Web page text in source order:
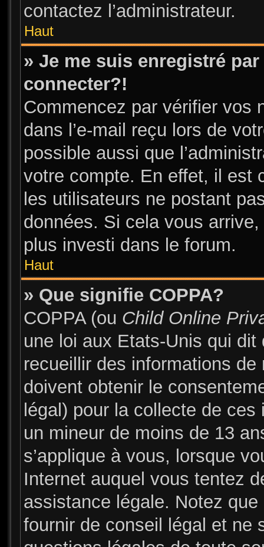
contactez l’administrateur.
Haut
» Je me suis enregistré
connecter?!
Commencez par vérifier vos
dans l’e-mail reçu lors de
possible aussi que
votre compte. En effet, il est
les utilisateurs ne postant
données. Si cela vous
plus investi dans le forum.
Haut
» Que signifie COPPA?
COPPA (ou Child Online
une loi aux Etats-Unis qui
recueillir des informations
doivent obtenir le
légal) pour la collecte de
un mineur de moins de 13
s’applique à vous, lorsque
Internet auquel vous tentez
assistance légale. Notez
fournir de conseil légal et ne